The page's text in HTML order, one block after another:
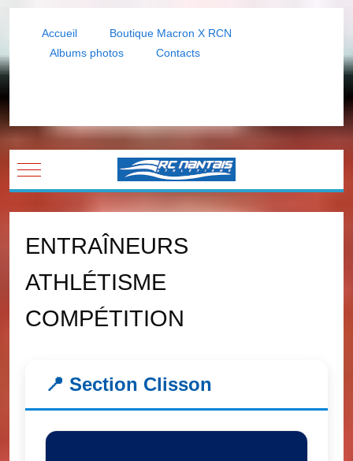
Accueil
Boutique Macron X RCN
Albums photos
Contacts
Mobile Menu Toggle
ENTRAÎNEURS
ATHLÉTISME
COMPÉTITION
📍 Section Clisson